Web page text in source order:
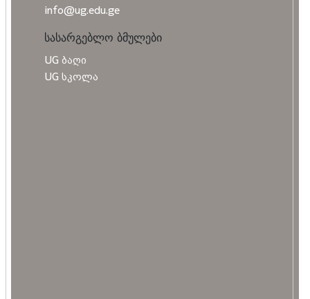
info@ug.edu.ge
სასარგებლო ბმულები
UG ბაღი
UG სკოლა